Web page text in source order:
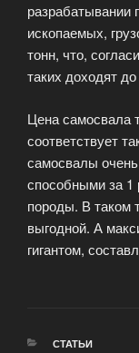
разрабатывании
ископаемых,
тонн, что,
таких доходят
Цена самосвала
соответствует
самосвалы
способными за 1
породы. В таком
выгодной. А
гигантом,
РУБРИКИ
СТАТЬИ